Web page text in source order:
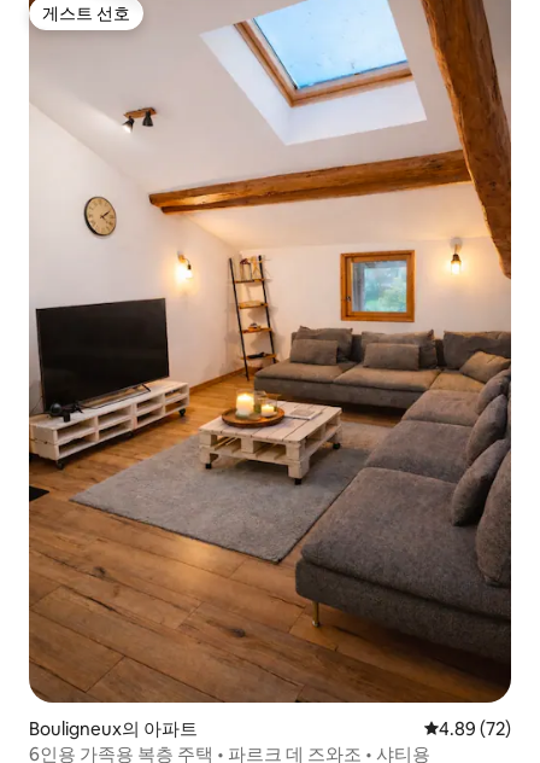
게스트 선호
게스트 선호
Bouligneux의 아파트 평점 4.89점(5
4.89 (72)
6인용 가족용 복층 주택 • 파르크 데 즈와조 • 샤티용